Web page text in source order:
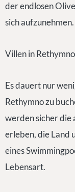
der endlosen
sich aufzunehmen.
Villen in Rethymno
Es dauert nur
Rethymno zu
werden sicher die
erleben, die Land
eines
Lebensart.